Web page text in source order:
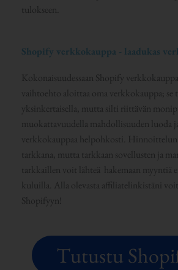
tulokseen.
Shopify verkkokauppa - laadukas
Kokonaisuudessaan Shopify
vaihtoehto aloittaa oma verkkokauppa; se
yksinkertaisella, mutta silti riittävän
muokattavuudella mahdollisuuden luoda
verkkokauppaa helpohkosti. Hinnoittelun
tarkkana, mutta tarkkaan sovellusten ja
tarkkaillen voit lähteä hakemaan
kuluilla. Alla olevasta affiliatelinkistäni
Shopifyyn!
Tutustu